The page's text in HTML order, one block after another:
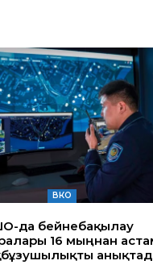
ВКО
да бейнебақылау
16 мыңнан